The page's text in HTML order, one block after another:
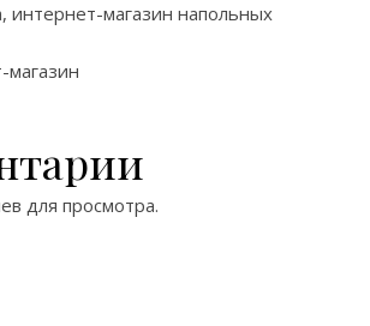
интернет-магазин напольных
магазин
для просмотра.